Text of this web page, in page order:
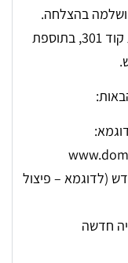
הושלמה בהצלחה.
בעת ביצוע הפנייה קבועה, מחזיר השרת קוד 301, בתוספת
(לדוגמא – פיצול
חדשה